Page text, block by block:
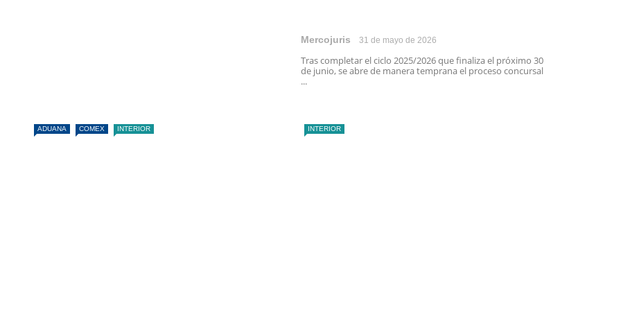
Mercojuris 31 de mayo de 2026
Tras completar el ciclo 2025/2026 que finaliza el próximo 30
de junio, se abre de manera temprana el proceso concursal
...
ADUANA COMEX INTERIOR INTERIOR